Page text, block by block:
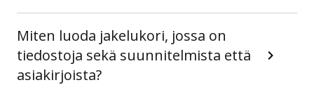
Miten luoda jakelukori, jossa on
tiedostoja sekä suunnitelmista että
asiakirjoista?